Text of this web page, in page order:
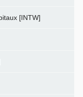
[INTW]